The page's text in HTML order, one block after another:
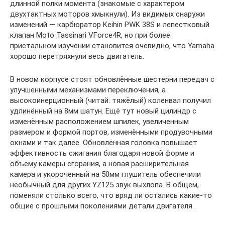
длинной полки момента (знакомые с характером
двухтактных моторов хмыкнули). Из видимых снаружи
изменений — карбюратор Keihin PWK 38S и лепестковый
клапан Moto Tassinari VForce4R, но при более
пристальном изучении становится очевидно, что Yamaha
хорошо перетряхнули весь двигатель.
В новом корпусе стоят обновлённые шестерни передач с
улучшенными механизмами переключения, а
высокоинерционный (читай: тяжёлый) коленвал получил
удлинённый на 8мм шатун. Ещё тут новый цилиндр с
изменённым расположением шпилек, увеличенным
размером и формой портов, изменёнными продувочными
окнами и так далее. Обновлённая головка повышает
эффективность сжигания благодаря новой форме и
объёму камеры сгорания, а новая расширительная
камера и укороченный на 50мм глушитель обеспечили
необычный для других YZ125 звук выхлопа. В общем,
поменяли столько всего, что вряд ли остались какие-то
общие с прошлыми поколениями детали двигателя.